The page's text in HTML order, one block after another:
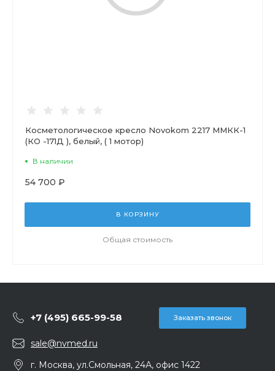
Косметологическое кресло Novokom 2217 ММКК-1
(КО -171Д ), белый, ( 1 мотор)
В наличии
54 700 ₽
В КОРЗИНУ
Общая стоимость
+7 (495) 665-99-58 Заказать звонок
sale@nvmed.ru
г. Москва, ул.Смольная, 24А, офис 1422